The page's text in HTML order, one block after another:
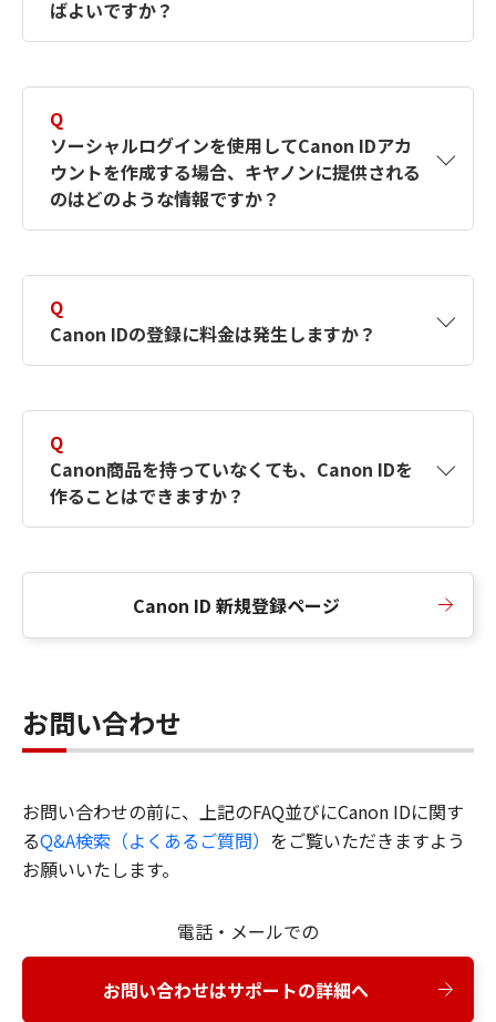
ばよいですか？
す。詳しい作成方法は【カメラ】Canon IDとは
何ですか？Canon IDの作成方法は？をご確認く
ださい。
Q
ソーシャルログインを使用してCanon IDアカ
ウントを作成する場合、キヤノンに提供される
のはどのような情報ですか？
択したサービスから取得します。アカウントを
簡単に作成できるように、この情報を使用して
Canon IDの登録フォームを入力します。
Q
Canon IDの登録に料金は発生しますか？
Q
Canon商品を持っていなくても、Canon IDを
作ることはできますか？
Canon ID 新規登録ページ
お問い合わせ
お問い合わせの前に、上記のFAQ並びにCanon IDに関す
るQ&A検索（よくあるご質問） をご覧いただきますよう
お願いいたします。
電話・メールでの
お問い合わせはサポートの詳細へ